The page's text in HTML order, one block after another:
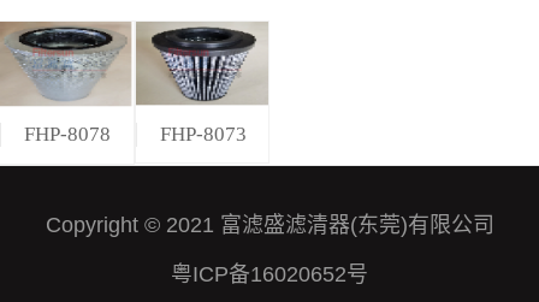
FHP-8078 FHP-8073
Copyright © 2021 富滤盛滤清器(东莞)有限公司
粤ICP备16020652号